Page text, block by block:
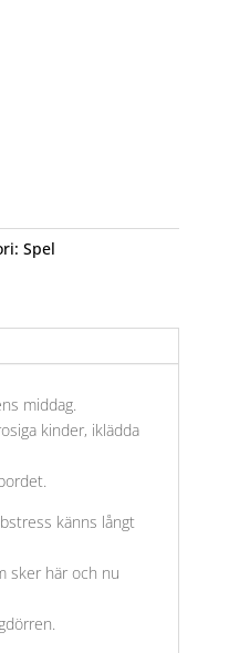
Spel
middag.
kinder, iklädda
känns långt
sker här och nu